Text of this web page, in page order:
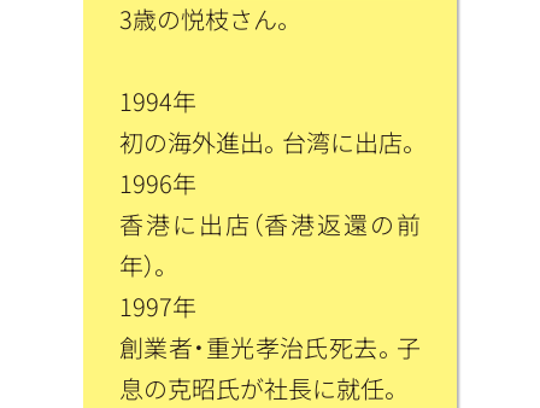
3歳の悦枝さん。
1994年
初の海外進出。台湾に出店。
1996年
香港に出店（香港返還の前
年）。
1997年
創業者・重光孝治氏死去。子
息の克昭氏が社長に就任。